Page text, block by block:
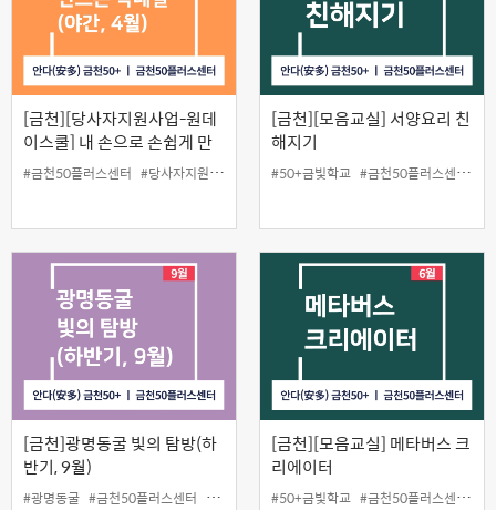
[금천][당사자지원사업-원데
이스쿨] 내 손으로 손쉽게 만
드는 칵테일(야간, 4월)
#금천50플러스센터 #당사자지원 #원데이스쿨 #칵테일
[금천][모음교실] 서양요리 친
해지기
#50+금빛학교 #금천50플러스센터
[금천]광명동굴 빛의 탐방(하
반기, 9월)
#광명동굴 #금천50플러스센터 #당사자지원 #원데이스쿨
[금천][모음교실] 메타버스 크
리에이터
#50+금빛학교 #금천50플러스센터